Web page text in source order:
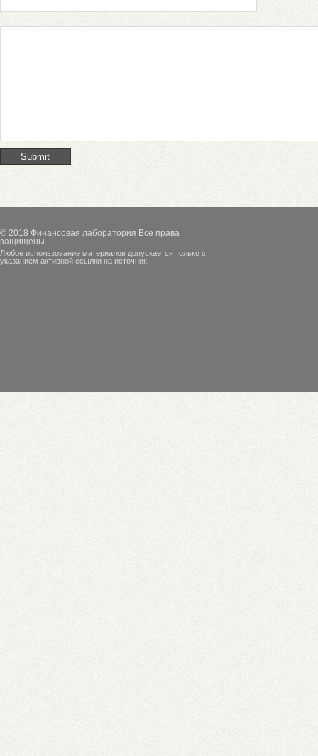
© 2018 Финансовая лаборатория Все права
защищены.
Любое использование материалов допускается только с
указанием активной ссылки на источник.